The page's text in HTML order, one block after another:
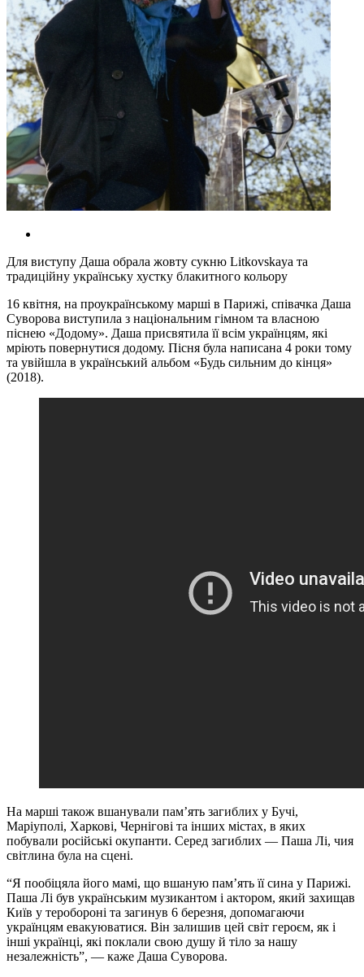
Для виступу Даша обрала жовту сукню Litkovskaya та
традиційну українську хустку блакитного кольору
16 квітня, на проукраїнському марші в Парижі, співачка Даша
Суворова виступила з національним гімном та власною
піснею «Додому». Даша присвятила її всім українцям, які
мріють повернутися додому. Пісня була написана 4 роки тому
та увійшла в український альбом «Будь сильним до кінця»
(2018).
На марші також вшанували пам’ять загиблих у Бучі,
Маріуполі, Харкові, Чернігові та інших містах, в яких
побували російські окупанти. Серед загиблих — Паша Лі, чия
світлина була на сцені.
“Я пообіцяла його мамі, що вшаную пам’ять її сина у Парижі.
Паша Лі був українським музикантом і актором, який захищав
Київ у теробороні та загинув 6 березня, допомагаючи
українцям евакуюватися. Він залишив цей світ героєм, як і
інші українці, які поклали свою душу й тіло за нашу
незалежність”, — каже Даша Суворова.